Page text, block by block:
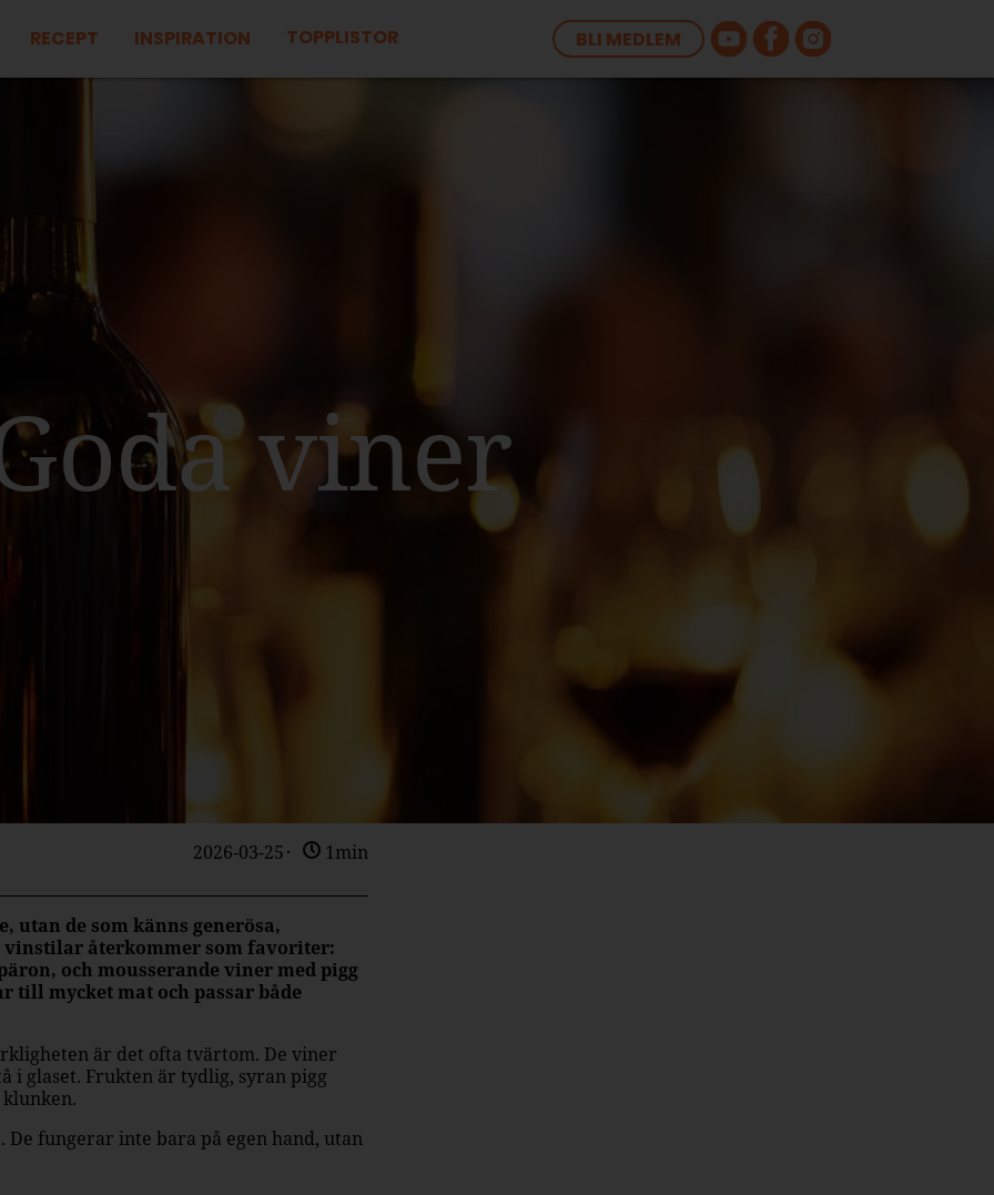
BLI MEDLEM
RECEPT INSPIRATION TOPPLISTOR
viner
2026-03-25 1min
utan de som känns generösa,
vinstilar återkommer som favoriter:
och mousserande viner med pigg
till mycket mat och passar både
är det ofta tvärtom. De viner
i glaset. Frukten är tydlig, syran pigg
fungerar inte bara på egen hand, utan